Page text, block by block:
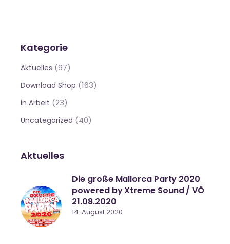
Kategorie
Aktuelles (97)
Download Shop (163)
in Arbeit (23)
Uncategorized (40)
Aktuelles
Die große Mallorca Party 2020
powered by Xtreme Sound / VÖ
21.08.2020
14. August 2020